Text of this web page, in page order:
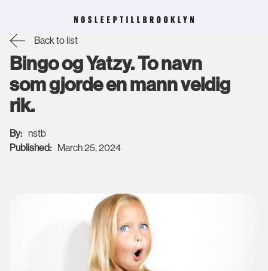
Back to list
Bingo og Yatzy. To navn
som gjorde en mann veldig
rik.
By:
nstb
Published:
March 25, 2024